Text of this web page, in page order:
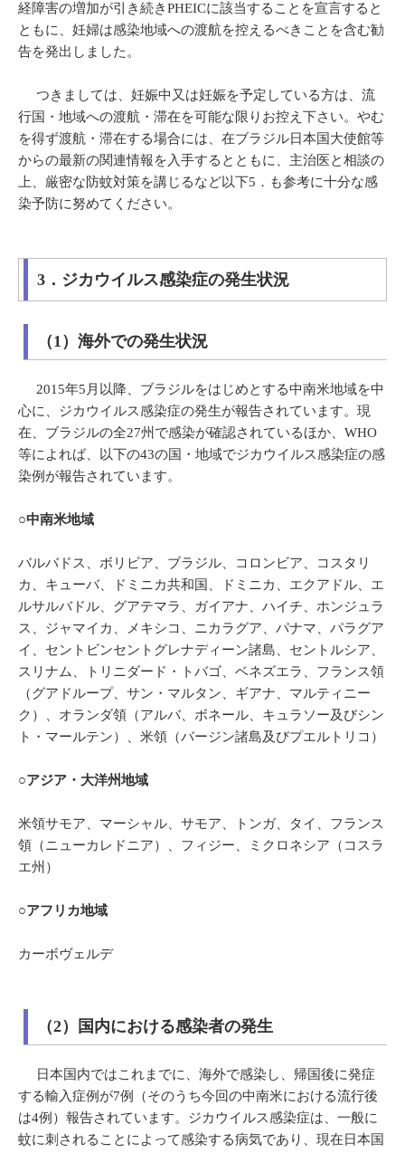
経障害の増加が引き続きPHEICに該当することを宣言すると
ともに、妊婦は感染地域への渡航を控えるべきことを含む勧
告を発出しました。
つきましては、妊娠中又は妊娠を予定している方は、流
行国・地域への渡航・滞在を可能な限りお控え下さい。やむ
を得ず渡航・滞在する場合には、在ブラジル日本国大使館等
からの最新の関連情報を入手するとともに、主治医と相談の
上、厳密な防蚊対策を講じるなど以下5．も参考に十分な感
染予防に努めてください。
3．ジカウイルス感染症の発生状況
（1）海外での発生状況
2015年5月以降、ブラジルをはじめとする中南米地域を中
心に、ジカウイルス感染症の発生が報告されています。現
在、ブラジルの全27州で感染が確認されているほか、WHO
等によれば、以下の43の国・地域でジカウイルス感染症の感
染例が報告されています。
○中南米地域
バルバドス、ボリビア、ブラジル、コロンビア、コスタリ
カ、キューバ、ドミニカ共和国、ドミニカ、エクアドル、エ
ルサルバドル、グアテマラ、ガイアナ、ハイチ、ホンジュラ
ス、ジャマイカ、メキシコ、ニカラグア、パナマ、パラグア
イ、セントビンセントグレナディーン諸島、セントルシア、
スリナム、トリニダード・トバゴ、ベネズエラ、フランス領
（グアドループ、サン・マルタン、ギアナ、マルティニー
ク）、オランダ領（アルバ、ボネール、キュラソー及びシン
ト・マールテン）、米領（バージン諸島及びプエルトリコ）
○アジア・大洋州地域
米領サモア、マーシャル、サモア、トンガ、タイ、フランス
領（ニューカレドニア）、フィジー、ミクロネシア（コスラ
エ州）
○アフリカ地域
カーボヴェルデ
（2）国内における感染者の発生
日本国内ではこれまでに、海外で感染し、帰国後に発症
する輸入症例が7例（そのうち今回の中南米における流行後
は4例）報告されています。ジカウイルス感染症は、一般に
蚊に刺されることによって感染する病気であり、現在日本国